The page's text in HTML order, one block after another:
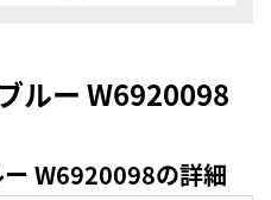
ルー W6920098
W6920098の詳細